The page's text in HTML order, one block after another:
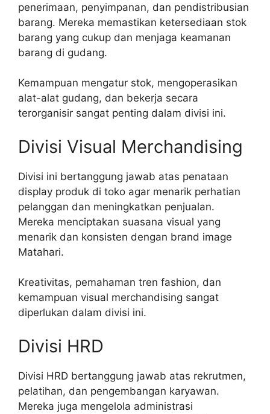
penerimaan, penyimpanan, dan pendistribusian
barang. Mereka memastikan ketersediaan stok
barang yang cukup dan menjaga keamanan
barang di gudang.
Kemampuan mengatur stok, mengoperasikan
alat-alat gudang, dan bekerja secara
terorganisir sangat penting dalam divisi ini.
Divisi Visual Merchandising
Divisi ini bertanggung jawab atas penataan
display produk di toko agar menarik perhatian
pelanggan dan meningkatkan penjualan.
Mereka menciptakan suasana visual yang
menarik dan konsisten dengan brand image
Matahari.
Kreativitas, pemahaman tren fashion, dan
kemampuan visual merchandising sangat
diperlukan dalam divisi ini.
Divisi HRD
Divisi HRD bertanggung jawab atas rekrutmen,
pelatihan, dan pengembangan karyawan.
Mereka juga mengelola administrasi